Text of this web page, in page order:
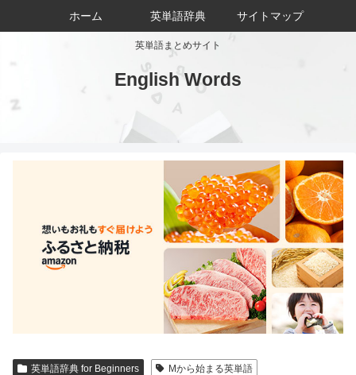
英単語まとめサイト
English Words
ホーム 英単語辞典 サイトマップ
英単語辞典 for Beginners Mから始まる英単語